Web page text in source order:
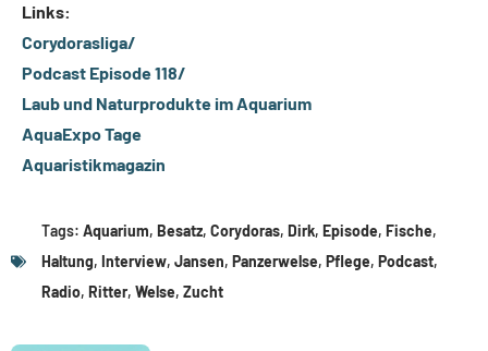
Links:
Corydorasliga/
Podcast Episode 118/
Laub und Naturprodukte im Aquarium
AquaExpo Tage
Aquaristikmagazin
Tags: Aquarium, Besatz, Corydoras, Dirk, Episode, Fische,
Haltung, Interview, Jansen, Panzerwelse, Pflege, Podcast,
Radio, Ritter, Welse, Zucht